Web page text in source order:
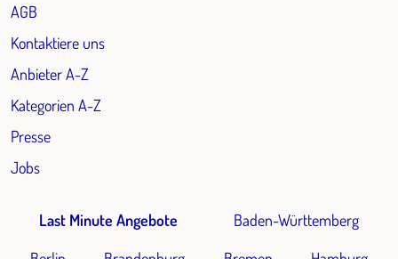
AGB
Kontaktiere uns
Anbieter A-Z
Kategorien A-Z
Presse
Jobs
Last Minute Angebote
Baden-Württemberg